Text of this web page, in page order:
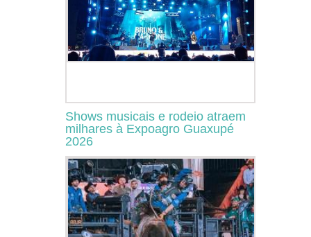
Shows musicais e rodeio atraem
milhares à Expoagro Guaxupé
2026